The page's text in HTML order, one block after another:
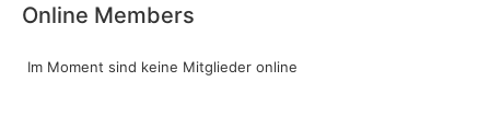
Online Members
Im Moment sind keine Mitglieder online